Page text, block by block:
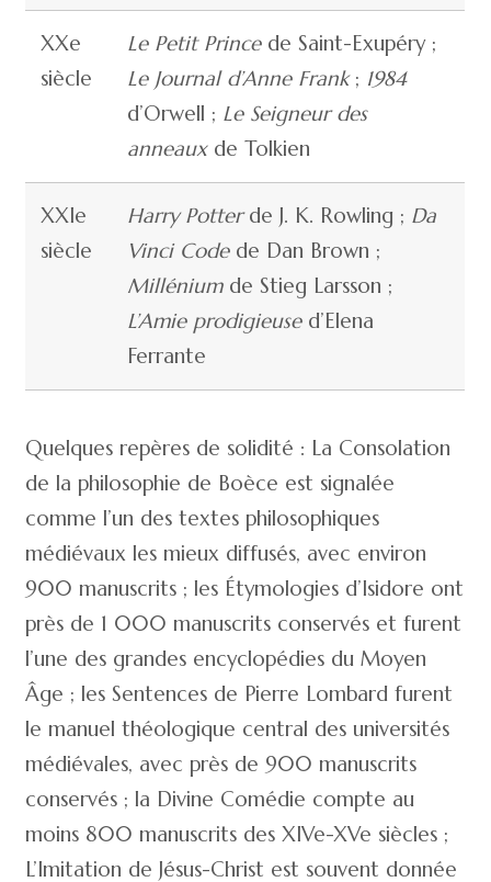
XXe
siècle
Le Petit Princede Saint-Exupéry ;
Le Journal d’Anne Frank; 1984
d’Orwell ; Le Seigneur des
anneauxde Tolkien
XXIe
siècle
Harry Potterde J. K. Rowling ; Da
Vinci Codede Dan Brown ;
Milléniumde Stieg Larsson ;
L’Amie prodigieused’Elena
Ferrante
Quelques repères de solidité : La Consolation
de la philosophie de Boèce est signalée
comme l’un des textes philosophiques
médiévaux les mieux diffusés, avec environ
900 manuscrits ; les Étymologies d’Isidore ont
près de 1 000 manuscrits conservés et furent
l’une des grandes encyclopédies du Moyen
Âge ; les Sentences de Pierre Lombard furent
le manuel théologique central des universités
médiévales, avec près de 900 manuscrits
conservés ; la Divine Comédie compte au
moins 800 manuscrits des XIVe-XVe siècles ;
L’Imitation de Jésus-Christ est souvent donnée